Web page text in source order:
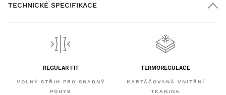
TECHNICKÉ SPECIFIKACE
REGULAR FIT
VOLNÝ STŘIH PRO SNADNÝ
POHYB
TERMOREGULACE
KARTÁČOVANÁ VNITŘNÍ
TKANINA